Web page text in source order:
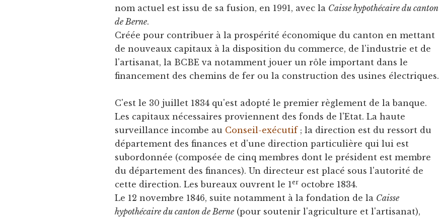
nom actuel est issu de sa fusion, en 1991, avec la Caisse hypothécaire du canton
de Berne.
Créée pour contribuer à la prospérité économique du canton en mettant
de nouveaux capitaux à la disposition du commerce, de l'industrie et de
l'artisanat, la BCBE va notamment jouer un rôle important dans le
financement des chemins de fer ou la construction des usines électriques.
C'est le 30 juillet 1834 qu'est adopté le premier règlement de la banque.
Les capitaux nécessaires proviennent des fonds de l'Etat. La haute
surveillance incombe au Conseil-exécutif; la direction est du ressort du
département des finances et d'une direction particulière qui lui est
subordonnée (composée de cinq membres dont le président est membre
du département des finances). Un directeur est placé sous l'autorité de
cette direction. Les bureaux ouvrent le 1er octobre 1834.
Le 12 novembre 1846, suite notamment à la fondation de la Caisse
hypothécaire du canton de Berne (pour soutenir l'agriculture et l'artisanat),